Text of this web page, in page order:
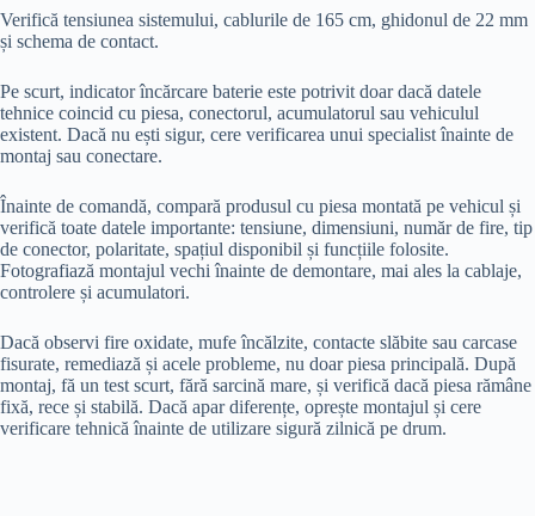
Verifică tensiunea sistemului, cablurile de 165 cm, ghidonul de 22 mm
și schema de contact.
Pe scurt, indicator încărcare baterie este potrivit doar dacă datele
tehnice coincid cu piesa, conectorul, acumulatorul sau vehiculul
existent. Dacă nu ești sigur, cere verificarea unui specialist înainte de
montaj sau conectare.
Înainte de comandă, compară produsul cu piesa montată pe vehicul și
verifică toate datele importante: tensiune, dimensiuni, număr de fire, tip
de conector, polaritate, spațiul disponibil și funcțiile folosite.
Fotografiază montajul vechi înainte de demontare, mai ales la cablaje,
controlere și acumulatori.
Dacă observi fire oxidate, mufe încălzite, contacte slăbite sau carcase
fisurate, remediază și acele probleme, nu doar piesa principală. După
montaj, fă un test scurt, fără sarcină mare, și verifică dacă piesa rămâne
fixă, rece și stabilă. Dacă apar diferențe, oprește montajul și cere
verificare tehnică înainte de utilizare sigură zilnică pe drum.